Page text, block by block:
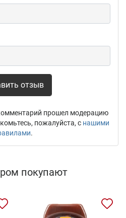
отзыв
прошел модерацию
пожалуйста, с нашими
.
покупают